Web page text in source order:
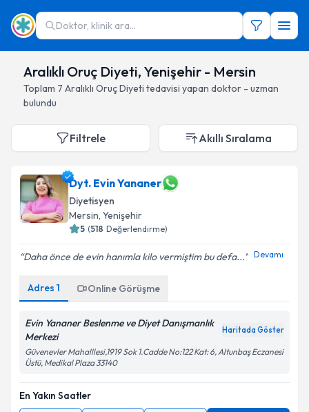
Doktor, klinik ara...
Aralıklı Oruç Diyeti, Yenişehir - Mersin
Toplam 7 Aralıklı Oruç Diyeti tedavisi yapan doktor - uzman
bulundu
Filtrele Akıllı Sıralama
Dyt. Evin Yananer
Diyetisyen
Mersin, Yenişehir
5 (518 Değerlendirme)
Daha önce de evin hanımla kilo vermiştim bu defa... Devamı
Adres 1 Online Görüşme
Evin Yananer Beslenme ve Diyet Danışmanlık
Merkezi
Haritada Göster
Güvenevler Mahalllesi,1919 Sok 1.Cadde No:122 Kat: 6, Altunbaş Eczanesi
Üstü, Medikal Plaza 33140
En Yakın Saatler